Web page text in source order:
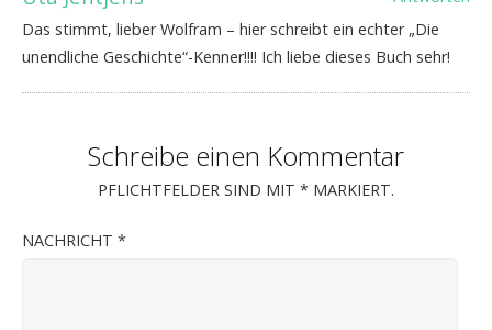
Das stimmt, lieber Wolfram – hier schreibt ein echter „Die
unendliche Geschichte“-Kenner!!!! Ich liebe dieses Buch sehr!
Schreibe einen Kommentar
PFLICHTFELDER SIND MIT * MARKIERT.
NACHRICHT *